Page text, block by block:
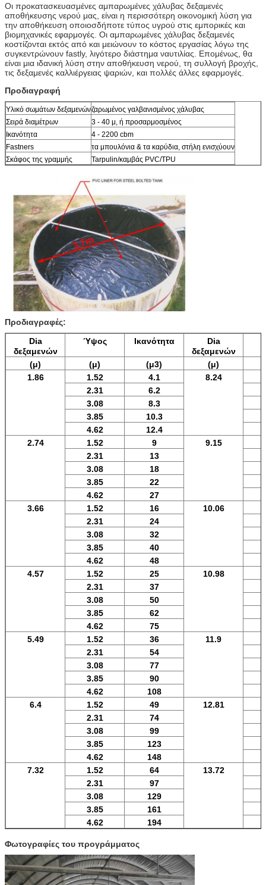
Οι προκατασκευασμένες αμπαρωμένες χάλυβας δεξαμενές
αποθήκευσης νερού μας, είναι η περισσότερη οικονομική λύση για
την αποθήκευση οποιοσδήποτε τύπος υγρού στις εμπορικές και
βιομηχανικές εφαρμογές. Οι αμπαρωμένες χάλυβας δεξαμενές
κοστίζονται εκτός από και μειώνουν το κόστος εργασίας λόγω της
συγκεντρώνουν fastly, λιγότερο διάστημα ναυτιλίας. Επομένως, θα
είναι μια ιδανική λύση στην αποθήκευση νερού, τη συλλογή βροχής,
τις δεξαμενές καλλιέργειας ψαριών, και πολλές άλλες εφαρμογές.
Προδιαγραφή
Υλικό σωμάτων δεξαμενώνζαρωμένος γαλβανισμένος χάλυβας
Σειρά διαμέτρων
3 - 40 μ, ή προσαρμοσμένος
Ικανότητα
4 - 2200 cbm
Fastners
τα μπουλόνια & τα καρύδια, στήλη ενισχύουν
Σκάφος της γραμμής
Tarpulin/καμβάς PVC/TPU
Προδιαγραφές:
Dia
δεξαμενών
Ύψος Ικανότητα
Dia
δεξαμενών
(μ) (μ) (μ3)
(μ)
1.86
1.52 4.1 8.24
2.31
6.2
3.08
8.3
3.85
10.3
4.62
12.4
2.74
1.52 9 9.15
2.31
13
3.08
18
3.85
22
4.62
27
3.66
1.52 16 10.06
2.31
24
3.08
32
3.85
40
4.62
48
4.57
1.52 25 10.98
2.31
37
3.08
50
3.85
62
4.62
75
5.49
1.52 36 11.9
2.31
54
3.08
77
3.85
90
4.62
108
6.4
1.52 49 12.81
2.31
74
3.08
99
3.85
123
4.62
148
7.32
1.52 64 13.72
2.31
97
3.08
129
3.85
161
4.62
194
Φωτογραφίες του προγράμματος